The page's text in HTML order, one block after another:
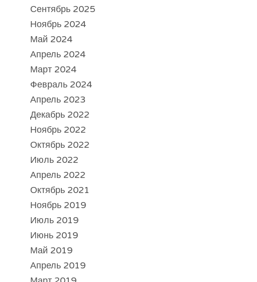
Сентябрь 2025
Ноябрь 2024
Май 2024
Апрель 2024
Март 2024
Февраль 2024
Апрель 2023
Декабрь 2022
Ноябрь 2022
Октябрь 2022
Июль 2022
Апрель 2022
Октябрь 2021
Ноябрь 2019
Июль 2019
Июнь 2019
Май 2019
Апрель 2019